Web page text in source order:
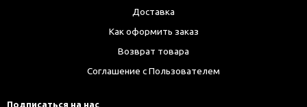
Доставка
Как оформить заказ
Возврат товара
Соглашение с Пользователем
Подписаться на нас